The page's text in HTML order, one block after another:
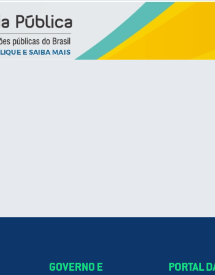
GOVERNO E
PORTAL